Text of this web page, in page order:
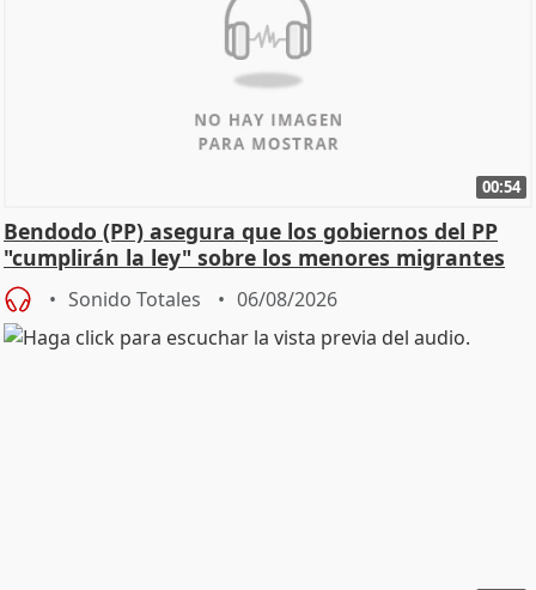
00:54
Bendodo (PP) asegura que los gobiernos del PP
"cumplirán la ley" sobre los menores migrantes
Sonido Totales 06/08/2026